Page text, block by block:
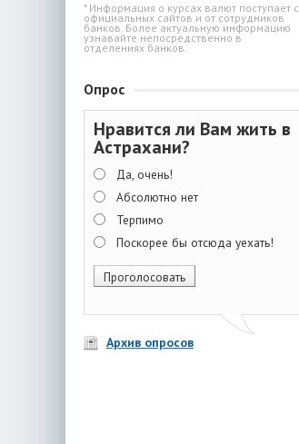
* Информация о курсах валют поступает с
официальных сайтов и от сотрудников
банков. Более актуальную информацию
узнавайте непосредственно в
отделениях банков.
Опрос
Нравится ли Вам жить в
Астрахани?
Да, очень!
Абсолютно нет
Терпимо
Поскорее бы отсюда уехать!
Архив опросов